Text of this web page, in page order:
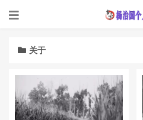
关于